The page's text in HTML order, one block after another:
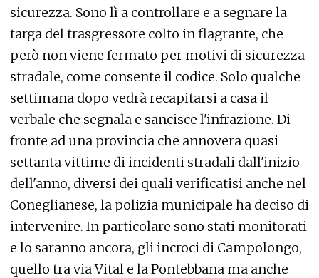
sicurezza. Sono lì a controllare e a segnare la
targa del trasgressore colto in flagrante, che
però non viene fermato per motivi di sicurezza
stradale, come consente il codice. Solo qualche
settimana dopo vedrà recapitarsi a casa il
verbale che segnala e sancisce l'infrazione. Di
fronte ad una provincia che annovera quasi
settanta vittime di incidenti stradali dall'inizio
dell'anno, diversi dei quali verificatisi anche nel
Coneglianese, la polizia municipale ha deciso di
intervenire. In particolare sono stati monitorati
e lo saranno ancora, gli incroci di Campolongo,
quello tra via Vital e la Pontebbana ma anche